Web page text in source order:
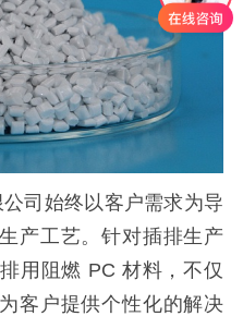
司始终以客户需求为导
产工艺。针对插排生产
用阻燃 PC 材料，不仅
客户提供个性化的解决